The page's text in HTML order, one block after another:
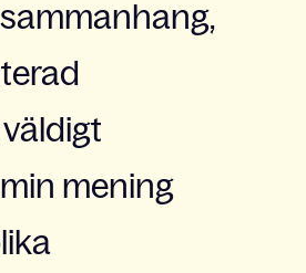
mening